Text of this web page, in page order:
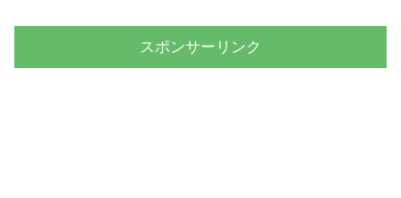
スポンサーリンク